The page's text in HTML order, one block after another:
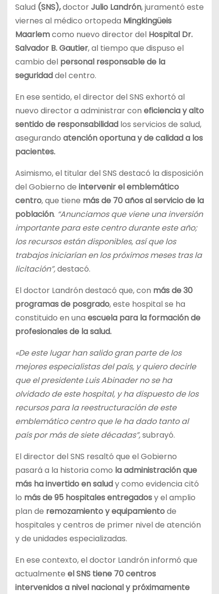
Salud (SNS),doctorJulio Landrón, juramentó este
viernes al médico ortopeda Mingkingüeis
Maarlemcomo nuevo director del Hospital Dr.
Salvador B. Gautier, al tiempo que dispuso el
cambio del personal responsable de la
seguridaddel centro.
En ese sentido, el director del SNS exhortó al
nuevo director a administrar con eficiencia y alto
sentido de responsabilidad los servicios de salud,
asegurando atención oportuna y de calidad a los
pacientes.
Asimismo, el titular del SNS destacó la disposición
del Gobierno de intervenir el emblemático
centro, que tiene más de 70 años al servicio de la
población. “Anunciamos que viene una inversión
importante para este centro durante este año;
los recursos están disponibles, así que los
trabajos iniciarían en los próximos meses tras la
licitación”,destacó.
El doctor Landrón destacó que, con más de 30
programas de posgrado, este hospital se ha
constituido en una escuela para la formación de
profesionales de la salud.
«De este lugar han salido gran parte de los
mejores especialistas del país, y quiero decirle
que el presidente Luis Abinader no se ha
olvidado de este hospital, y ha dispuesto de los
recursos para la reestructuración de este
emblemático centro que le ha dado tanto al
país por más de siete décadas”,subrayó.
El director del SNS resaltó que el Gobierno
pasará a la historia como la administración que
más ha invertido en saludy como evidencia citó
lo más de 95 hospitales entregadosy el amplio
plan de remozamiento y equipamientode
hospitales y centros de primer nivel de atención
y de unidades especializadas.
En ese contexto, el doctor Landrón informó que
actualmente el SNS tiene 70 centros
intervenidos a nivel nacional y próximamente